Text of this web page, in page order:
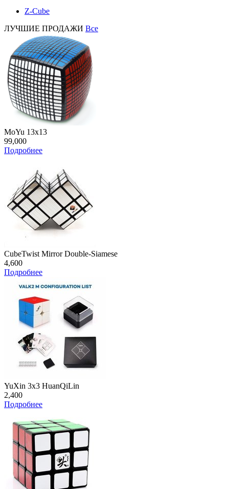
Z-Cube
ЛУЧШИЕ ПРОДАЖИ Все
MoYu 13x13
99,000
Подробнее
CubeTwist Mirror Double-Siamese
4,600
Подробнее
YuXin 3x3 HuanQiLin
2,400
Подробнее